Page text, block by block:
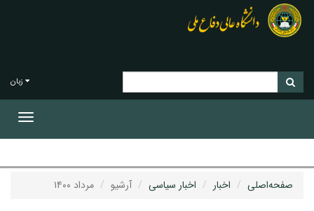
زبان
صفحه‌اصلی اخبار اخبار سیاسی آرشیو مرداد ۱۴۰۰